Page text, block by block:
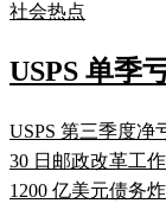
社会热点
USPS 单季
USPS 第三季度净
30 日邮政改革工
1200 亿美元债务